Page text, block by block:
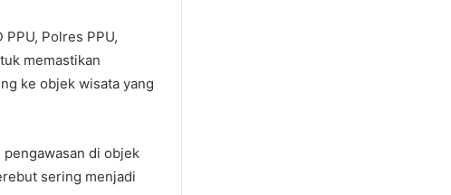
Polres PPU,
memastikan
ke objek wisata yang
pengawasan di objek
sering menjadi